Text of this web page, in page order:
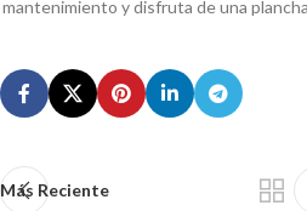
mantenimiento y disfruta de una
Más Reciente